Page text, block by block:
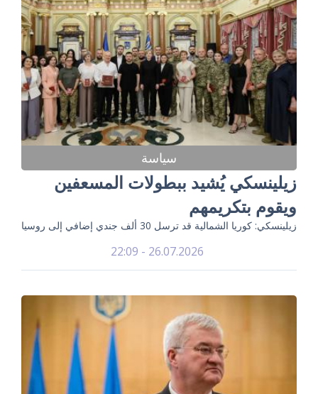
سياسة
زيلينسكي يُشيد ببطولات المسعفين
ويقوم بتكريمهم
زيلينسكي: كوريا الشمالية قد ترسل 30 ألف جندي إضافي إلى روسيا
26.07.2026 - 22:09